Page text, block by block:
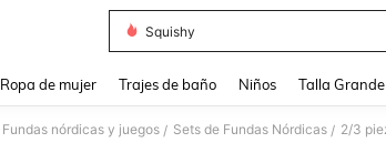
Squishy
Ropa de mujer Trajes de baño Niños Talla Grande
Fundas nórdicas y juegos / Sets de Fundas Nórdicas /